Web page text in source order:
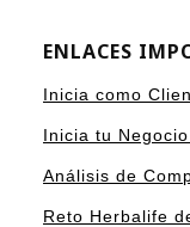
ENLACES
Inicia como
Inicia tu
Análisis de
Reto Herbalife